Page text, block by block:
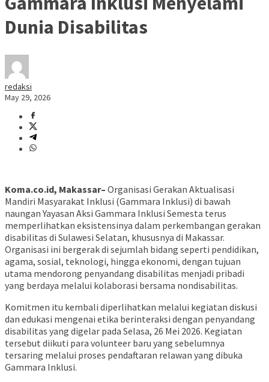
Dunia Disabilitas
redaksi
May 29, 2026
Koma.co.id, Makassar– Organisasi Gerakan Aktualisasi
Mandiri Masyarakat Inklusi (Gammara Inklusi) di bawah
naungan Yayasan Aksi Gammara Inklusi Semesta terus
memperlihatkan eksistensinya dalam perkembangan gerakan
disabilitas di Sulawesi Selatan, khususnya di Makassar.
Organisasi ini bergerak di sejumlah bidang seperti pendidikan,
agama, sosial, teknologi, hingga ekonomi, dengan tujuan
utama mendorong penyandang disabilitas menjadi pribadi
yang berdaya melalui kolaborasi bersama nondisabilitas.
Komitmen itu kembali diperlihatkan melalui kegiatan diskusi
dan edukasi mengenai etika berinteraksi dengan penyandang
disabilitas yang digelar pada Selasa, 26 Mei 2026. Kegiatan
tersebut diikuti para volunteer baru yang sebelumnya
tersaring melalui proses pendaftaran relawan yang dibuka
Gammara Inklusi.